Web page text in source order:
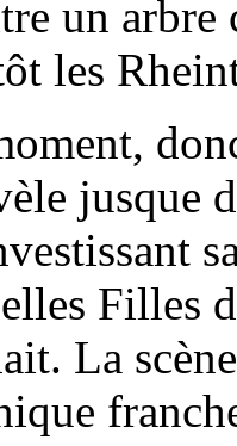
un
les
jusque
Filles
La